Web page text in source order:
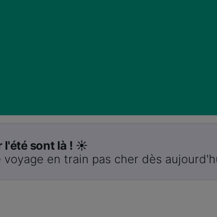
l'été sont là ! ☀️
voyage en train pas cher dès